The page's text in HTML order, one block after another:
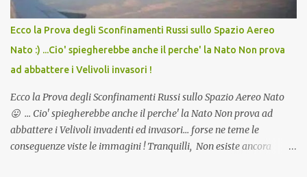
Ecco la Prova degli Sconfinamenti Russi sullo Spazio Aereo
Nato :) ...Cio' spiegherebbe anche il perche' la Nato Non prova
ad abbattere i Velivoli invasori !
Ecco la Prova degli Sconfinamenti Russi sullo Spazio Aereo Nato
😛 ... Cio' spiegherebbe anche il perche' la Nato Non prova ad
abbattere i Velivoli invadenti ed invasori... forse ne teme le
conseguenze viste le immagini ! Tranquilli, Non esiste ancora